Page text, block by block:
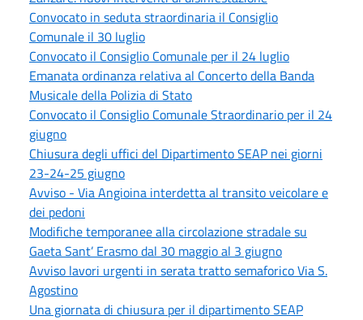
Convocato in seduta straordinaria il Consiglio
Comunale il 30 luglio
Convocato il Consiglio Comunale per il 24 luglio
Emanata ordinanza relativa al Concerto della Banda
Musicale della Polizia di Stato
Convocato il Consiglio Comunale Straordinario per il 24
giugno
Chiusura degli uffici del Dipartimento SEAP nei giorni
23-24-25 giugno
Avviso - Via Angioina interdetta al transito veicolare e
dei pedoni
Modifiche temporanee alla circolazione stradale su
Gaeta Sant’ Erasmo dal 30 maggio al 3 giugno
Avviso lavori urgenti in serata tratto semaforico Via S.
Agostino
Una giornata di chiusura per il dipartimento SEAP